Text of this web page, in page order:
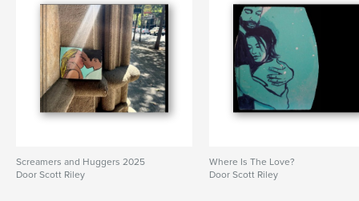
Screamers and Huggers 2025
Door Scott Riley
Where Is The Love?
Door Scott Riley